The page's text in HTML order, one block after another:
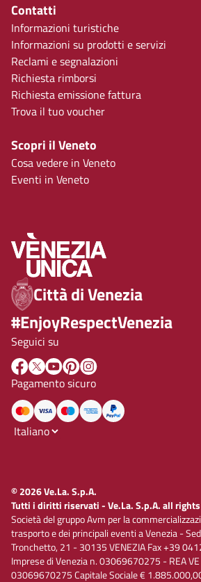
Contatti
Informazioni turistiche
Informazioni su prodotti e servizi
Reclami e segnalazioni
Richiesta rimborsi
Richiesta emissione fattura
Trova il tuo voucher
Scopri il Veneto
Cosa vedere in Veneto
Eventi in Veneto
Città di Venezia
#EnjoyRespectVenezia
Seguici su
Pagamento sicuro
© 2026 Ve.La. S.p.A.
Tutti i diritti riservati - Ve.La. S.p.A. all
Società del gruppo Avm per la
trasporto e dei principali eventi a Venezia -
Tronchetto, 21 - 30135 VENEZIA Fax +39
Imprese di Venezia n. 03069670275 - REA VE
03069670275 Capitale Sociale €